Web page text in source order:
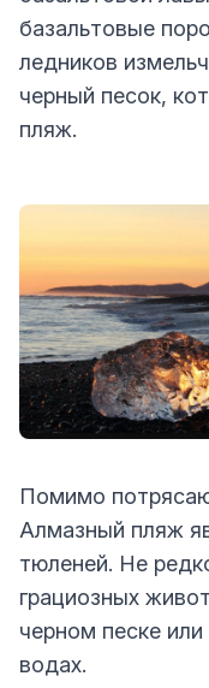
базальтовые
ледников
черный песок,
пляж.
Помимо
Алмазный пляж
тюленей. Не
грациозных
черном песке
водах.